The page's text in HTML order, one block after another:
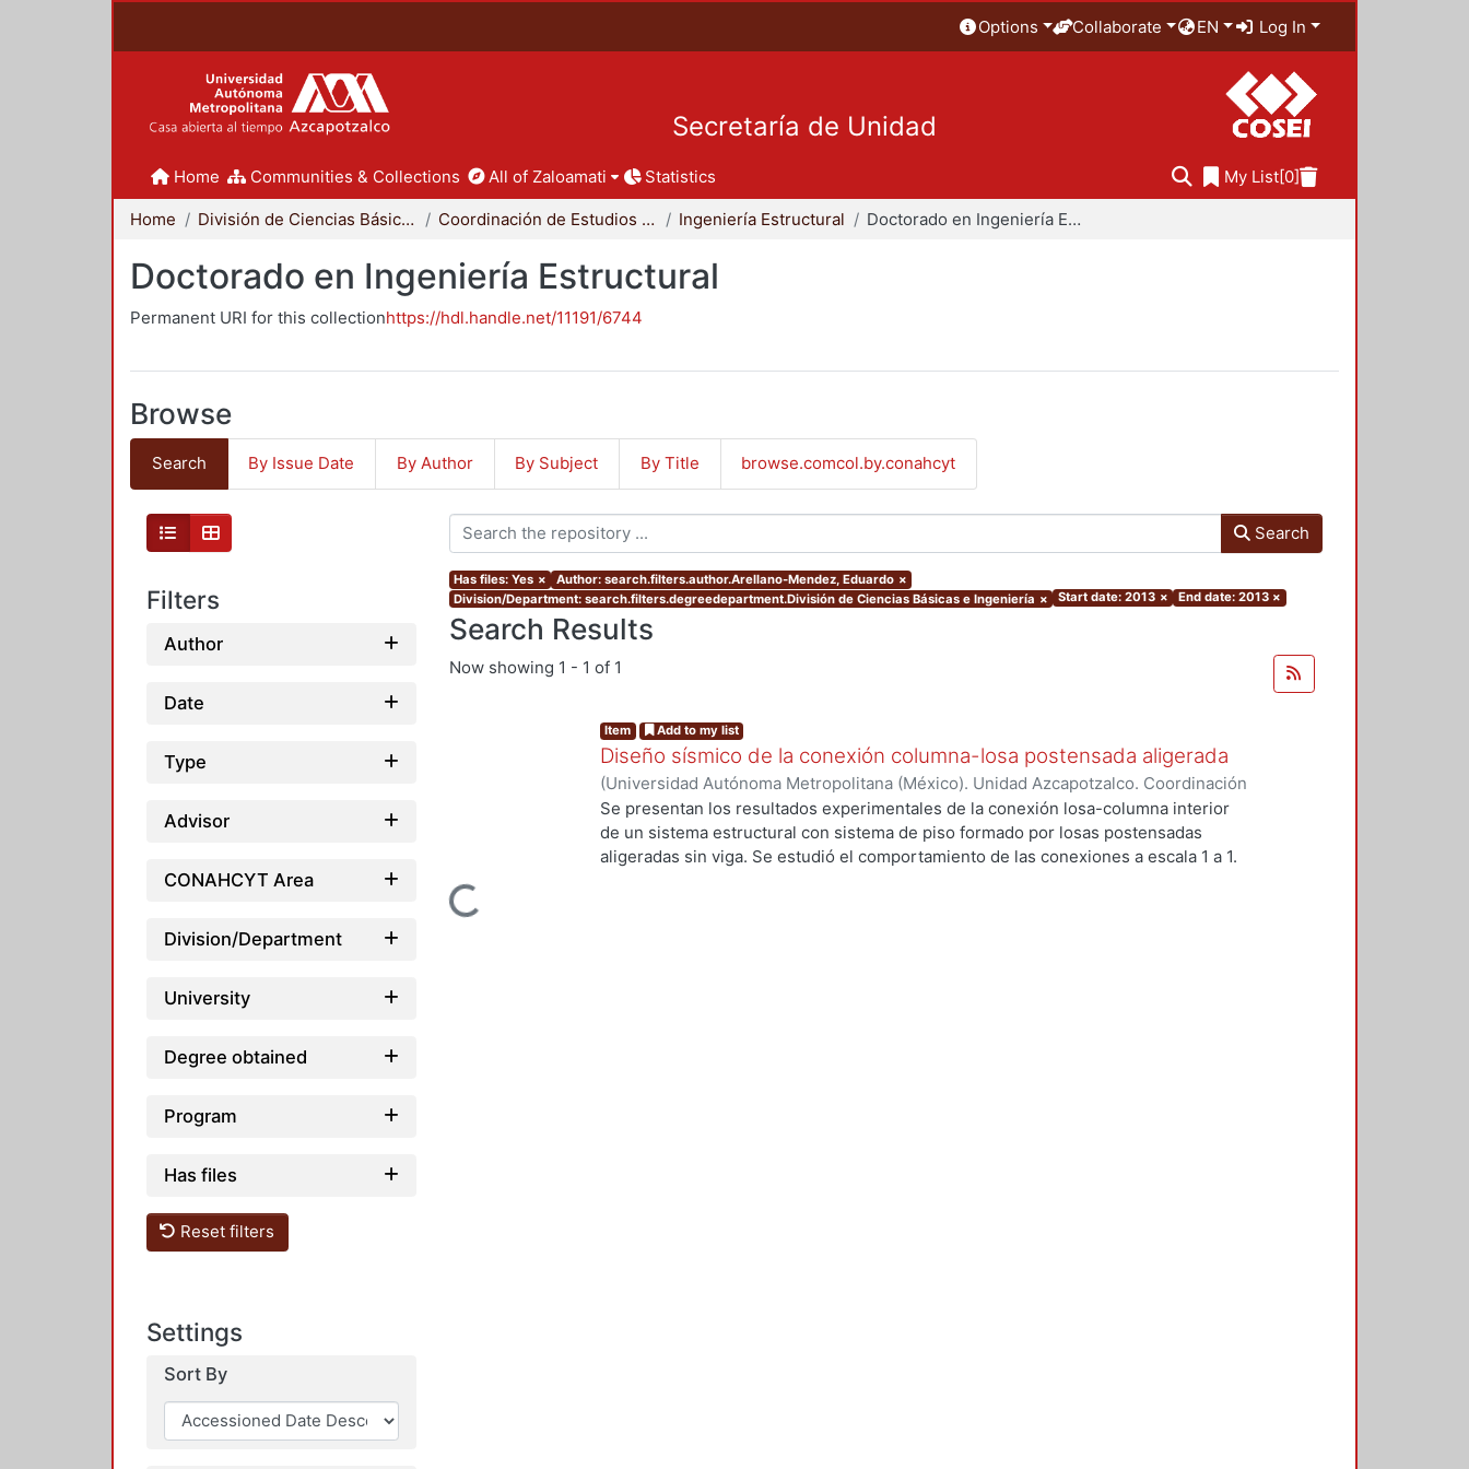
Options Collaborate EN Log In
Secretaría de Unidad
Home Communities & Collections All of Zaloamati Statistics My List[0]
Home División de Ciencias Básicas e Ingeniería Coordinación de Estudios de Posgrado - CBI Ingeniería Estructural Doctorado en Ingeniería Estructural
Doctorado en Ingeniería Estructural
Permanent URI for this collectionhttps://hdl.handle.net/11191/6744
Browse
Search By Issue Date By Author By Subject By Title browse.comcol.by.conahcyt
Filters
Author
Date
Type
Advisor
CONAHCYT Area
Division/Department
University
Degree obtained
Program
Has files
Reset filters
Settings
Sort By
Search
Has files: Yes × Author: search.filters.author.Arellano-Mendez, Eduardo ×
Division/Department: search.filters.degreedepartment.División de Ciencias Básicas e Ingeniería × Start date: 2013 × End date: 2013 ×
Search Results
Now showing 1 - 1 of 1
Loading...
Item Add to my list
Diseño sísmico de la conexión columna-losa postensada aligerada
(Universidad Autónoma Metropolitana (México). Unidad Azcapotzalco. Coordinación
de Servicios de Información. ,2013-09)Arellano-Mendez, Eduardo
Se presentan los resultados experimentales de la conexión losa-columna interior
de un sistema estructural con sistema de piso formado por losas postensadas
aligeradas sin viga. Se estudió el comportamiento de las conexiones a escala 1 a 1.